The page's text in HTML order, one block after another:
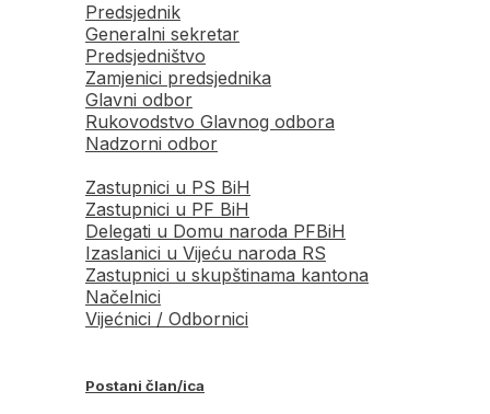
Predsjednik
Generalni sekretar
Predsjedništvo
Zamjenici predsjednika
Glavni odbor
Rukovodstvo Glavnog odbora
Nadzorni odbor
Zastupnici u PS BiH
Zastupnici u PF BiH
Delegati u Domu naroda PFBiH
Izaslanici u Vijeću naroda RS
Zastupnici u skupštinama kantona
Načelnici
Vijećnici / Odbornici
Postani član/ica